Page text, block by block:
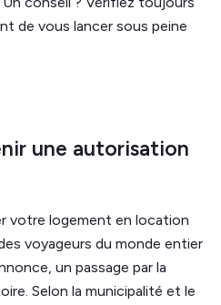
de vous lancer sous peine
une autorisation
votre logement en location
voyageurs du monde entier
un passage par la
Selon la municipalité et le